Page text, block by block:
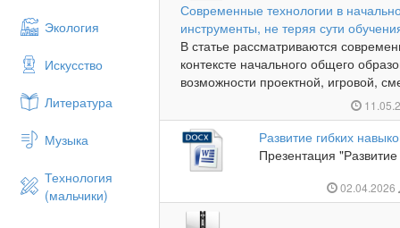
Экология
Искусство
Литература
Музыка
Технология
(мальчики)
Современные технологии в
инструменты, не теряя сути
В статье рассматриваются
контексте начального общего
возможности проектной, игровой,
Развитие гибких
Презентация
02.04.2026